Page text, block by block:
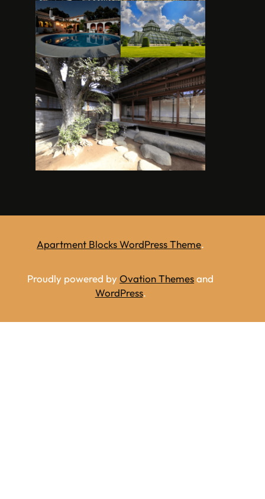
Apartment Blocks WordPress Theme.
Proudly powered byOvation Themesand
WordPress.